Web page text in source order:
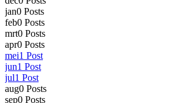
jan0 Posts
feb0 Posts
mrt0 Posts
apr0 Posts
mei1 Post
jun1 Post
jul1 Post
aug0 Posts
sep0 Posts